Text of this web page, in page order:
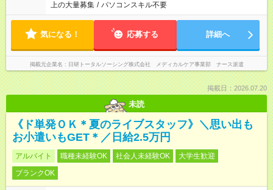
上の大量募集 / パソコンスキル不要
気になる！ 応募する 詳細へ
掲載元企業名 日研トータルソーシング株式会社 メディカルケア事業部 ナース派遣
掲載日：2026.07.20
未読
《ド単発ＯＫ＊夏のライブスタッフ》＼思い出も
お小遣いもGET＊／日給2.5万円
アルバイト 職種未経験OK 社会人未経験OK
大学生歓迎
ブランクOK